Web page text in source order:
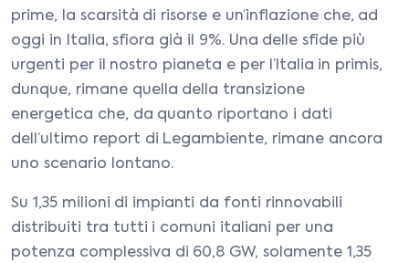
prime, la scarsità di risorse e un’inflazione che, ad
oggi in Italia, sfiora già il 9%. Una delle sfide più
urgenti per il nostro pianeta e per l’Italia in primis,
dunque, rimane quella della transizione
energetica che, da quanto riportano i dati
dell’ultimo report di Legambiente, rimane ancora
uno scenario lontano.
Su 1,35 milioni di impianti da fonti rinnovabili
distribuiti tra tutti i comuni italiani per una
potenza complessiva di 60,8 GW, solamente 1,35